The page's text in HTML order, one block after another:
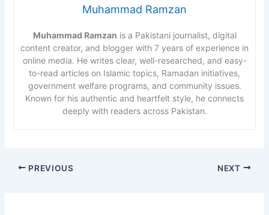
Muhammad Ramzan
Muhammad Ramzan is a Pakistani journalist, digital
content creator, and blogger with 7 years of experience in
online media. He writes clear, well-researched, and easy-
to-read articles on Islamic topics, Ramadan initiatives,
government welfare programs, and community issues.
Known for his authentic and heartfelt style, he connects
deeply with readers across Pakistan.
PREVIOUS NEXT